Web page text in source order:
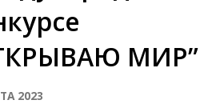
МИР”
2023